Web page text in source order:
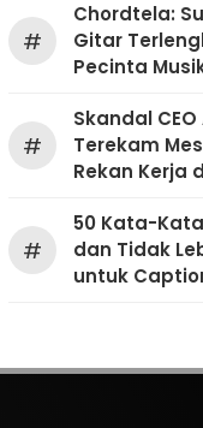
#
Chordtela:
Gitar
Pecinta
#
Skandal
Terekam
Rekan Kerja
#
50 Kata-
dan Tidak
untuk